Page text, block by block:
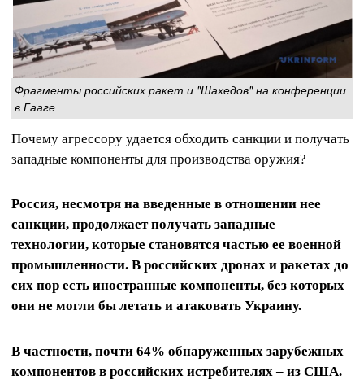
Фрагменты российских ракет и "Шахедов" на конференции
в Гааге
Почему агрессору удается обходить санкции и получать
западные компоненты для производства оружия?
Россия, несмотря на введенные в отношении нее
санкции, продолжает получать западные
технологии, которые становятся частью ее военной
промышленности. В российских дронах и ракетах до
сих пор есть иностранные компоненты, без которых
они не могли бы летать и атаковать Украину.
В частности, почти 64% обнаруженных зарубежных
компонентов в российских истребителях – из США.